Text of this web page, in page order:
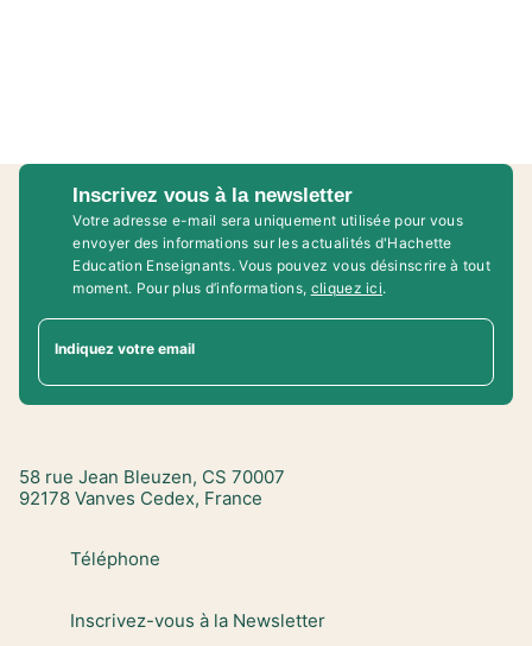
Inscrivez vous à la newsletter
Votre adresse e-mail sera uniquement utilisée pour vous
envoyer des informations sur les actualités d'Hachette
Education Enseignants. Vous pouvez vous désinscrire à tout
moment. Pour plus d’informations, cliquez ici.
Indiquez votre email
58 rue Jean Bleuzen, CS 70007
92178 Vanves Cedex, France
Téléphone
Inscrivez-vous à la Newsletter